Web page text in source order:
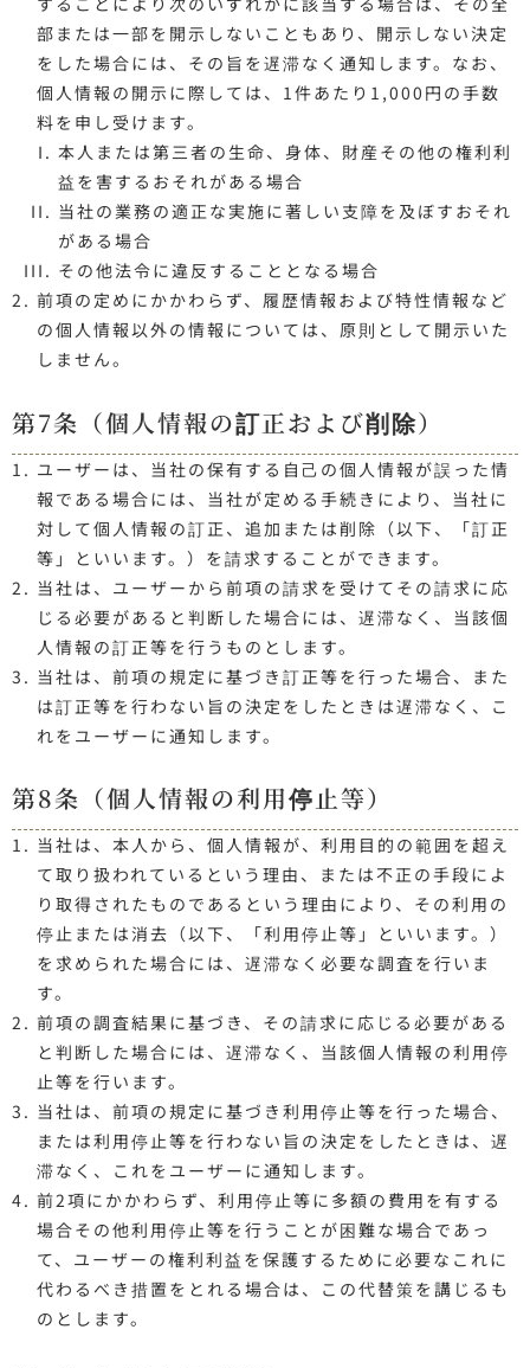
部または一部を開示しないこともあり、開示しない決定
をした場合には、その旨を遅滞なく通知します。なお、
個人情報の開示に際しては、1件あたり1,000円の手数
料を申し受けます。
本人または第三者の生命、身体、財産その他の権利利
益を害するおそれがある場合
当社の業務の適正な実施に著しい支障を及ぼすおそれ
がある場合
その他法令に違反することとなる場合
前項の定めにかかわらず、履歴情報および特性情報など
の個人情報以外の情報については、原則として開示いた
しません。
第7条（個人情報の訂正および削除）
ユーザーは、当社の保有する自己の個人情報が誤った情
報である場合には、当社が定める手続きにより、当社に
対して個人情報の訂正、追加または削除（以下、「訂正
等」といいます。）を請求することができます。
当社は、ユーザーから前項の請求を受けてその請求に応
じる必要があると判断した場合には、遅滞なく、当該個
人情報の訂正等を行うものとします。
当社は、前項の規定に基づき訂正等を行った場合、また
は訂正等を行わない旨の決定をしたときは遅滞なく、こ
れをユーザーに通知します。
第8条（個人情報の利用停止等）
当社は、本人から、個人情報が、利用目的の範囲を超え
て取り扱われているという理由、または不正の手段によ
り取得されたものであるという理由により、その利用の
停止または消去（以下、「利用停止等」といいます。）
を求められた場合には、遅滞なく必要な調査を行いま
す。
前項の調査結果に基づき、その請求に応じる必要がある
と判断した場合には、遅滞なく、当該個人情報の利用停
止等を行います。
当社は、前項の規定に基づき利用停止等を行った場合、
または利用停止等を行わない旨の決定をしたときは、遅
滞なく、これをユーザーに通知します。
前2項にかかわらず、利用停止等に多額の費用を有する
場合その他利用停止等を行うことが困難な場合であっ
て、ユーザーの権利利益を保護するために必要なこれに
代わるべき措置をとれる場合は、この代替策を講じるも
のとします。